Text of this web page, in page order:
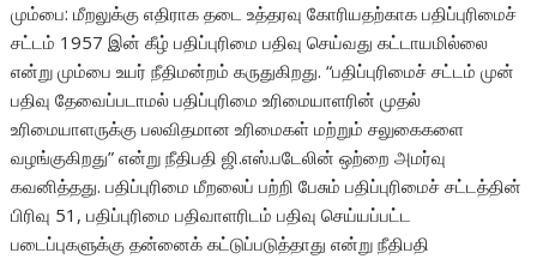
மும்பை: மீறலுக்கு எதிராக தடை உத்தரவு கோரியதற்காக பதிப்புரிமைச்
சட்டம் 1957 இன் கீழ் பதிப்புரிமை பதிவு செய்வது கட்டாயமில்லை
என்று மும்பை உயர் நீதிமன்றம் கருதுகிறது. “பதிப்புரிமைச் சட்டம் முன்
பதிவு தேவைப்படாமல் பதிப்புரிமை உரிமையாளரின் முதல்
உரிமையாளருக்கு பலவிதமான உரிமைகள் மற்றும் சலுகைகளை
வழங்குகிறது” என்று நீதிபதி ஜி.எஸ்.படேலின் ஒற்றை அமர்வு
கவனித்தது. பதிப்புரிமை மீறலைப் பற்றி பேசும் பதிப்புரிமைச் சட்டத்தின்
பிரிவு 51, பதிப்புரிமை பதிவாளரிடம் பதிவு செய்யப்பட்ட
படைப்புகளுக்கு தன்னைக் கட்டுப்படுத்தாது என்று நீதிபதி